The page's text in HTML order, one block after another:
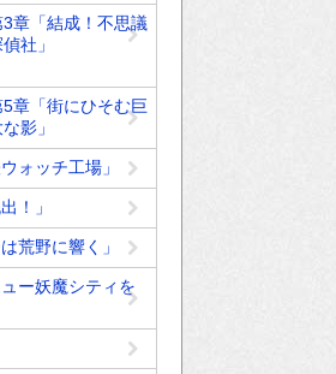
3章「結成！不思議
社」
5章「街にひそむ巨
影」
ォッチ工場」
！」
荒野に響く」
ー妖魔シティを